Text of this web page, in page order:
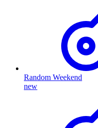
Random Weekend
new